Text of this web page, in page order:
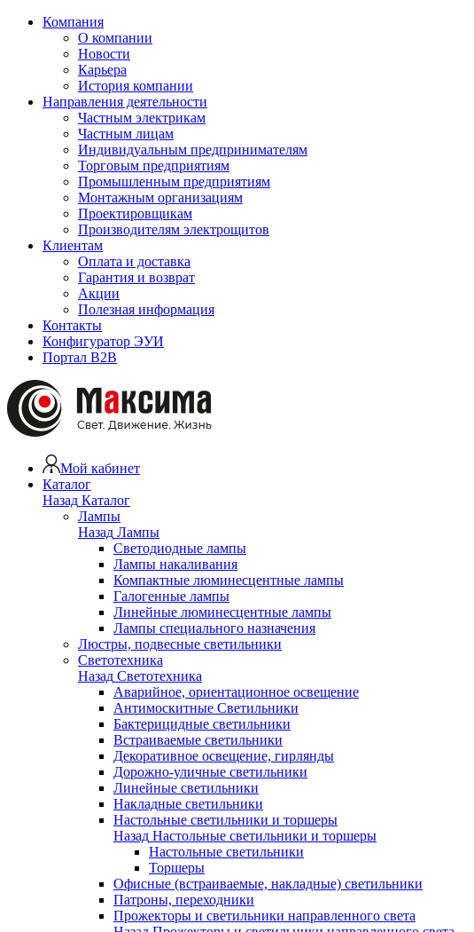
Компания
О компании
Новости
Карьера
История компании
Направления деятельности
Частным электрикам
Частным лицам
Индивидуальным предпринимателям
Торговым предприятиям
Промышленным предприятиям
Монтажным организациям
Проектировщикам
Производителям электрощитов
Клиентам
Оплата и доставка
Гарантия и возврат
Акции
Полезная информация
Контакты
Конфигуратор ЭУИ
Портал B2B
Мой кабинет
Каталог
Назад Каталог
Лампы
Назад Лампы
Светодиодные лампы
Лампы накаливания
Компактные люминесцентные лампы
Галогенные лампы
Линейные люминесцентные лампы
Лампы специального назначения
Люстры, подвесные светильники
Светотехника
Назад Светотехника
Аварийное, ориентационное освещение
Антимоскитные Светильники
Бактерицидные светильники
Встраиваемые светильники
Декоративное освещение, гирлянды
Дорожно-уличные светильники
Линейные светильники
Накладные светильники
Настольные светильники и торшеры
Назад Настольные светильники и торшеры
Настольные светильники
Торшеры
Офисные (встраиваемые, накладные) светильники
Патроны, переходники
Прожекторы и светильники направленного света